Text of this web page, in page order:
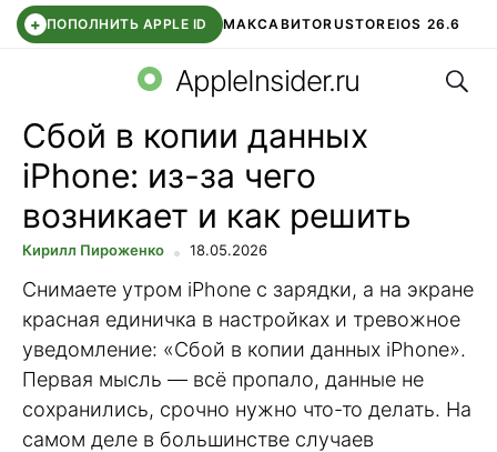
+ ПОПОЛНИТЬ APPLE ID МАКСАВИТОRUSTOREIOS 26.6
СБЕР КИДС ВТБ ОНЛАЙН ЧАТ В ROBLOX
AppleInsider.ru
Сбой в копии данных
iPhone: из-за чего
возникает и как решить
Кирилл Пироженко 18.05.2026
Снимаете утром iPhone с зарядки, а на экране
красная единичка в настройках и тревожное
уведомление: «Сбой в копии данных iPhone».
Первая мысль — всё пропало, данные не
сохранились, срочно нужно что-то делать. На
самом деле в большинстве случаев